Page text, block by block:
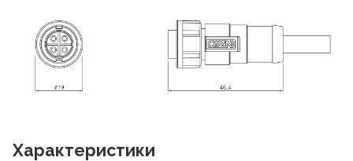
Характеристики